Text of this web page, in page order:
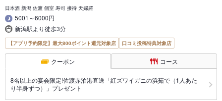
日本酒 新潟 佐渡 個室 寿司 接待 天婦羅
5001～6000円
新潟駅より徒歩3分
【アプリ予約限定】最大800ポイント還元対象店 口コミ投稿特典対象店
クーポン コース
8名以上の宴会限定!佐渡赤泊港直送「紅ズワイガニの浜茹で（1人あた
り半身ずつ）」プレゼント